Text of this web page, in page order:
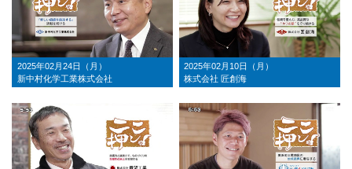
2025年02月24日（月）
新中村化学工業株式会社
2025年02月10日（月）
株式会社 匠創海